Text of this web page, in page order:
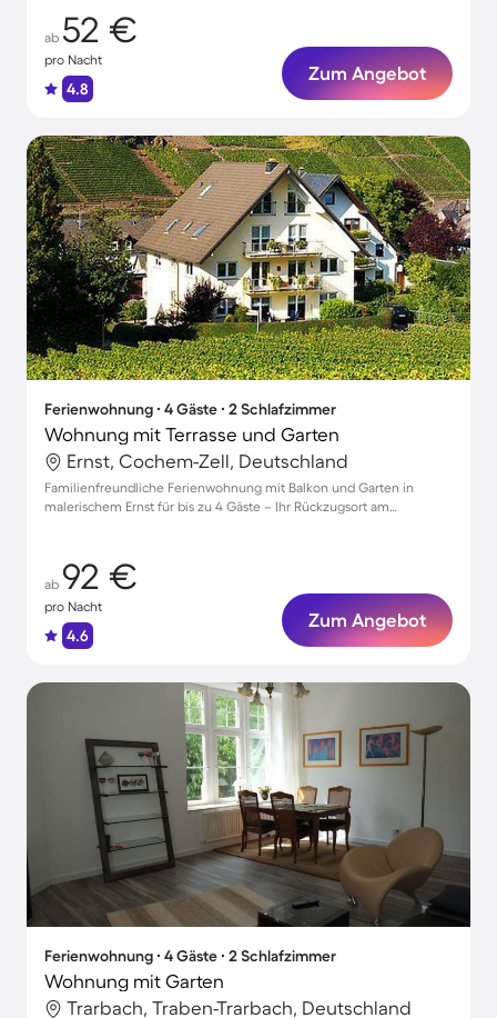
ab 52 €
pro Nacht
4.8
Zum Angebot
Ferienwohnung ∙ 4 Gäste ∙ 2 Schlafzimmer
Wohnung mit Terrasse und Garten
Ernst, Cochem-Zell, Deutschland
Familienfreundliche Ferienwohnung mit Balkon und Garten in
malerischem Ernst für bis zu 4 Gäste – Ihr Rückzugsort am
ab 92 €
pro Nacht
4.6
Zum Angebot
Ferienwohnung ∙ 4 Gäste ∙ 2 Schlafzimmer
Wohnung mit Garten
Trarbach, Traben-Trarbach, Deutschland